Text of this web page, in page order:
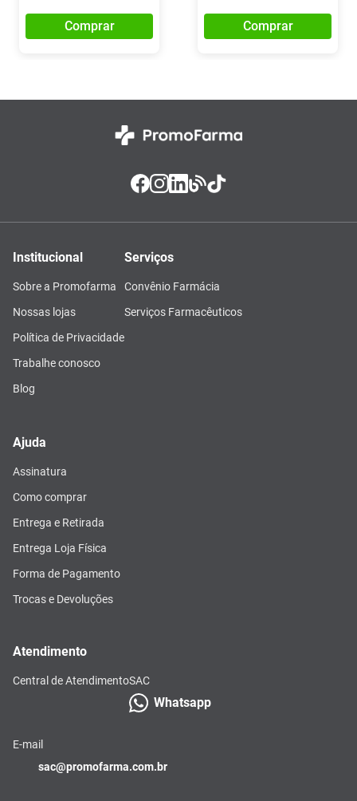
Comprar Comprar
Institucional
Sobre a Promofarma
Nossas lojas
Política de Privacidade
Trabalhe conosco
Blog
Serviços
Convênio Farmácia
Serviços Farmacêuticos
Ajuda
Assinatura
Como comprar
Entrega e Retirada
Entrega Loja Física
Forma de Pagamento
Trocas e Devoluções
Atendimento
Central de AtendimentoSAC
Whatsapp
E-mail
sac@promofarma.com.br